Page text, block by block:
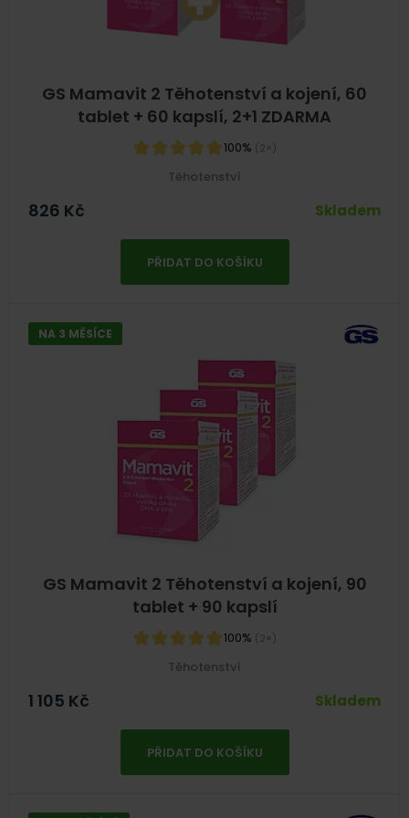
GS Mamavit 2 Těhotenství a kojení, 60
tablet + 60 kapslí, 2+1 ZDARMA
100% (2×)
Těhotenství
826 Kč Skladem
PŘIDAT DO KOŠÍKU
GS Mamavit 2 Těhotenství a kojení, 90
tablet + 90 kapslí
100% (2×)
NA 3 MĚSÍCE
Těhotenství
1 105 Kč Skladem
PŘIDAT DO KOŠÍKU